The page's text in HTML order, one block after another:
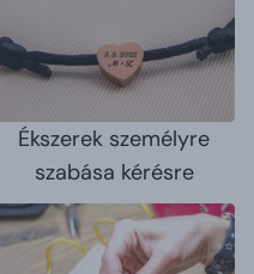
Ékszerek személyre
szabása kérésre